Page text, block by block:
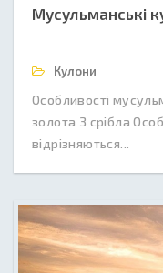
Мусульманські
Кулони
Особливості
золота З срібла
відрізняються...